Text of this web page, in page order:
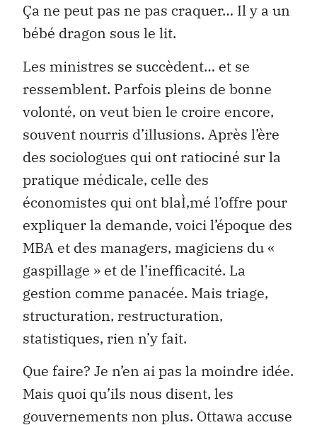
Ça ne peut pas ne pas craquer… Il y a un
bébé dragon sous le lit.
Les ministres se succèdent… et se
ressemblent. Parfois pleins de bonne
volonté, on veut bien le croire encore,
souvent nourris d’illusions. Après l’ère
des sociologues qui ont ratiociné sur la
pratique médicale, celle des
économistes qui ont blaÌ‚mé l’offre pour
expliquer la demande, voici l’époque des
MBA et des managers, magiciens du «
gaspillage » et de l’inefficacité. La
gestion comme panacée. Mais triage,
structuration, restructuration,
statistiques, rien n’y fait.
Que faire? Je n’en ai pas la moindre idée.
Mais quoi qu’ils nous disent, les
gouvernements non plus. Ottawa accuse